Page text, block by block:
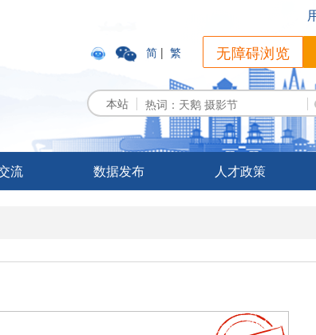
简 | 繁 无障碍浏览
本站
流 数据发布 人才政策